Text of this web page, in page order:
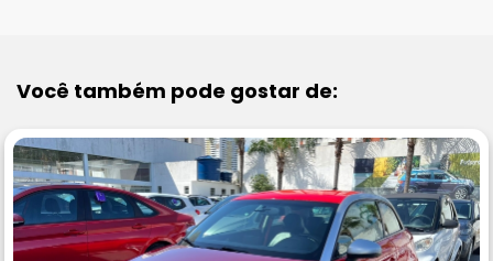
Você também pode gostar de: